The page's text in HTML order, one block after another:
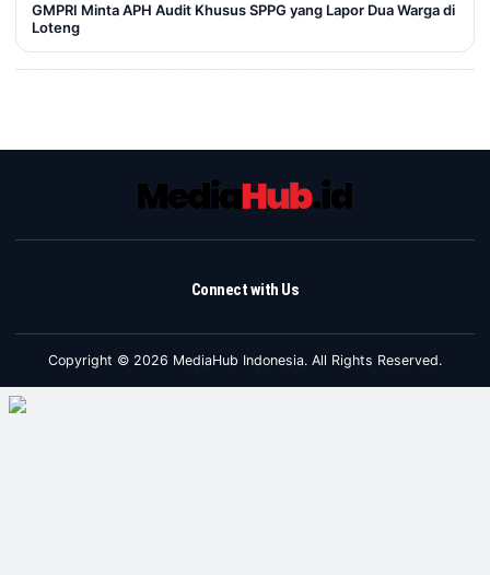
GMPRI Minta APH Audit Khusus SPPG yang Lapor Dua Warga di
Loteng
Connect with Us
Copyright © 2026 MediaHub Indonesia. All Rights Reserved.